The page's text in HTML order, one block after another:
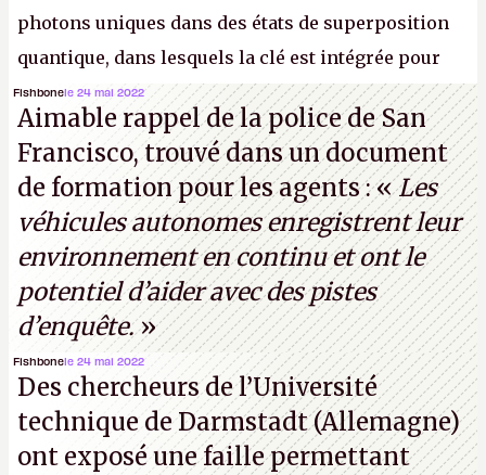
photons uniques dans des états de superposition
quantique, dans lesquels la clé est intégrée pour
garantir une sécurité inconditionnelle entre des
parties distantes. Vous ne comprenez rien ? C’est
normal, ça fait toujours ça avec le quantique.
(Crédit photo : China Telecom)
Fishbonele 24 mai 2022
Aimable rappel de la police de San
Francisco, trouvé dans un document
de formation pour les agents : «Les
véhicules autonomes enregistrent leur
environnement en continu et ont le
potentiel d’aider avec des pistes
d’enquête.»
Fishbonele 24 mai 2022
Des chercheurs de l’Université
technique de Darmstadt (Allemagne)
ont exposé une faille permettant